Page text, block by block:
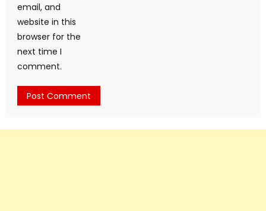
email, and
website in this
browser for the
next time I
comment.